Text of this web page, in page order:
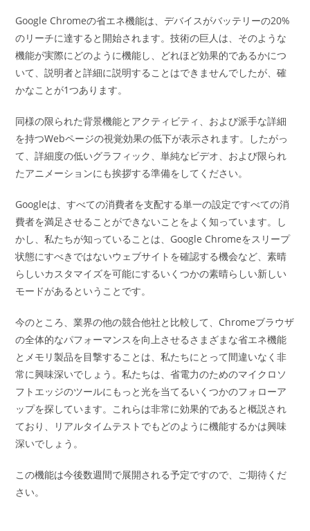
Google Chromeの省エネ機能は、デバイスがバッテリーの20%
のリーチに達すると開始されます。技術の巨人は、そのような
機能が実際にどのように機能し、どれほど効果的であるかにつ
いて、説明者と詳細に説明することはできませんでしたが、確
かなことが1つあります。
同様の限られた背景機能とアクティビティ、および派手な詳細
を持つWebページの視覚効果の低下が表示されます。したがっ
て、詳細度の低いグラフィック、単純なビデオ、および限られ
たアニメーションにも挨拶する準備をしてください。
Googleは、すべての消費者を支配する単一の設定ですべての消
費者を満足させることができないことをよく知っています。し
かし、私たちが知っていることは、Google Chromeをスリープ
状態にすべきではないウェブサイトを確認する機会など、素晴
らしいカスタマイズを可能にするいくつかの素晴らしい新しい
モードがあるということです。
今のところ、業界の他の競合他社と比較して、Chromeブラウザ
の全体的なパフォーマンスを向上させるさまざまな省エネ機能
とメモリ製品を目撃することは、私たちにとって間違いなく非
常に興味深いでしょう。私たちは、省電力のためのマイクロソ
フトエッジのツールにもっと光を当てるいくつかのフォローア
ップを探しています。これらは非常に効果的であると概説され
ており、リアルタイムテストでもどのように機能するかは興味
深いでしょう。
この機能は今後数週間で展開される予定ですので、ご期待くだ
さい。